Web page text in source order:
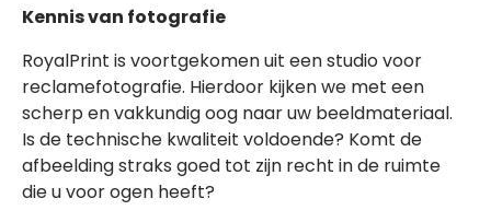
Kennis van fotografie
RoyalPrint is voortgekomen uit een studio voor
reclamefotografie. Hierdoor kijken we met een
scherp en vakkundig oog naar uw beeldmateriaal.
Is de technische kwaliteit voldoende? Komt de
afbeelding straks goed tot zijn recht in de ruimte
die u voor ogen heeft?